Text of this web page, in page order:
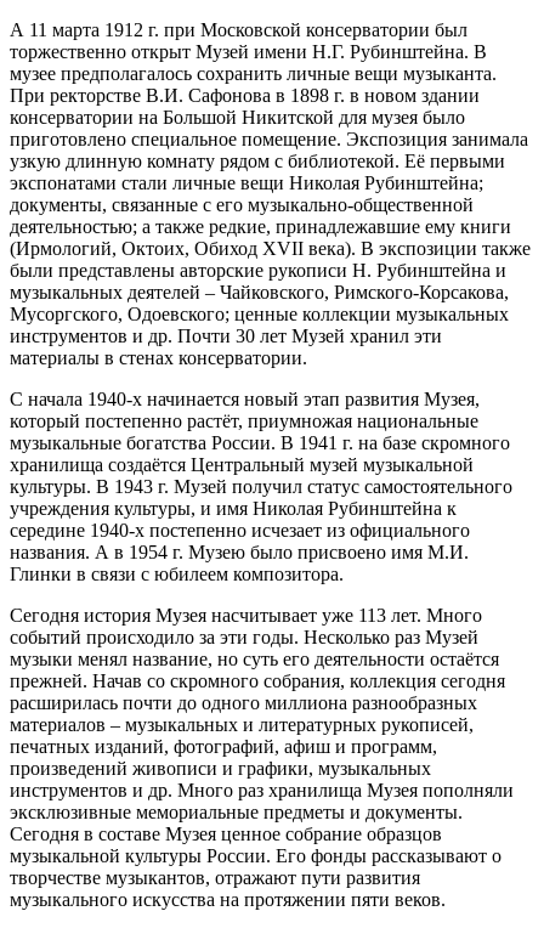
А 11 марта 1912 г. при Московской консерватории был
торжественно открыт Музей имени Н.Г. Рубинштейна. В
музее предполагалось сохранить личные вещи музыканта.
При ректорстве В.И. Сафонова в 1898 г. в новом здании
консерватории на Большой Никитской для музея было
приготовлено специальное помещение. Экспозиция занимала
узкую длинную комнату рядом с библиотекой. Её первыми
экспонатами стали личные вещи Николая Рубинштейна;
документы, связанные с его музыкально-общественной
деятельностью; а также редкие, принадлежавшие ему книги
(Ирмологий, Октоих, Обиход XVII века). В экспозиции также
были представлены авторские рукописи Н. Рубинштейна и
музыкальных деятелей – Чайковского, Римского-Корсакова,
Мусоргского, Одоевского; ценные коллекции музыкальных
инструментов и др. Почти 30 лет Музей хранил эти
материалы в стенах консерватории.
С начала 1940-х начинается новый этап развития Музея,
который постепенно растёт, приумножая национальные
музыкальные богатства России. В 1941 г. на базе скромного
хранилища создаётся Центральный музей музыкальной
культуры. В 1943 г. Музей получил статус самостоятельного
учреждения культуры, и имя Николая Рубинштейна к
середине 1940-х постепенно исчезает из официального
названия. А в 1954 г. Музею было присвоено имя М.И.
Глинки в связи с юбилеем композитора.
Сегодня история Музея насчитывает уже 113 лет. Много
событий происходило за эти годы. Несколько раз Музей
музыки менял название, но суть его деятельности остаётся
прежней. Начав со скромного собрания, коллекция сегодня
расширилась почти до одного миллиона разнообразных
материалов – музыкальных и литературных рукописей,
печатных изданий, фотографий, афиш и программ,
произведений живописи и графики, музыкальных
инструментов и др. Много раз хранилища Музея пополняли
эксклюзивные мемориальные предметы и документы.
Сегодня в составе Музея ценное собрание образцов
музыкальной культуры России. Его фонды рассказывают о
творчестве музыкантов, отражают пути развития
музыкального искусства на протяжении пяти веков.